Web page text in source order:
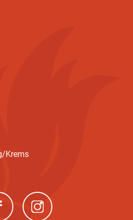
Krems
(neues Fenster)(neues Fenster)